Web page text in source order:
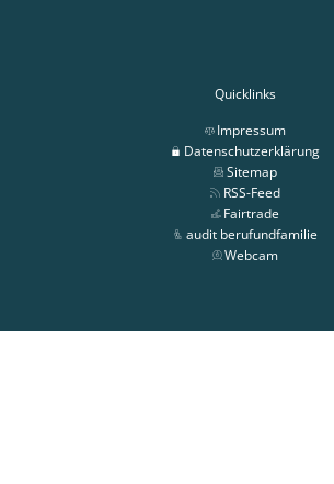
Quicklinks
Impressum
Datenschutzerklärung
Sitemap
RSS-Feed
Fairtrade
audit berufundfamilie
Webcam